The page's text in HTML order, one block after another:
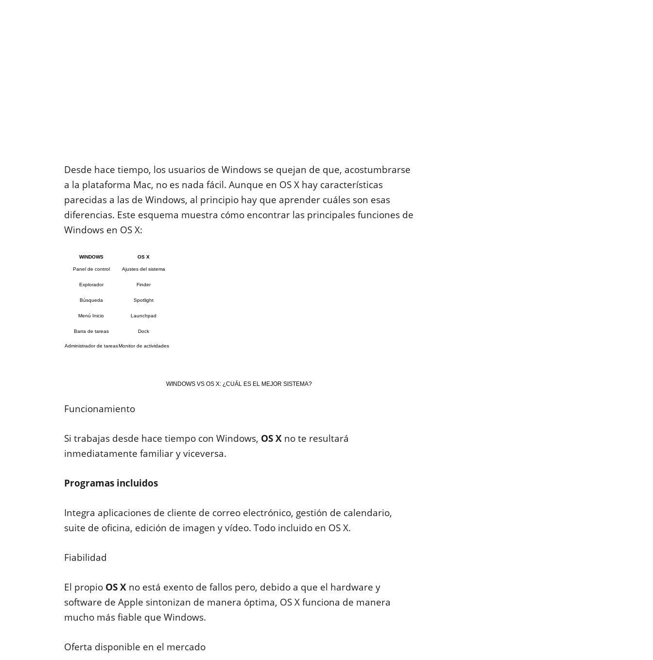
Desde hace tiempo, los usuarios de Windows se quejan de que, acostumbrarse
a la plataforma Mac, no es nada fácil. Aunque en OS X hay características
parecidas a las de Windows, al principio hay que aprender cuáles son esas
diferencias. Este esquema muestra cómo encontrar las principales funciones de
Windows en OS X:
WINDOWS OS X
Panel de control Ajustes del sistema
Explorador Finder
Búsqueda Spotlight
Menú Inicio Launchpad
Barra de tareas Dock
Administrador de tareasMonitor de actividades
WINDOWS VS OS X: ¿CUÁL ES EL MEJOR SISTEMA?
Funcionamiento
Si trabajas desde hace tiempo con Windows, OS Xno te resultará
inmediatamente familiar y viceversa.
Programas incluidos
Integra aplicaciones de cliente de correo electrónico, gestión de calendario,
suite de oficina, edición de imagen y vídeo. Todo incluido en OS X.
Fiabilidad
El propio OS Xno está exento de fallos pero, debido a que el hardware y
software de Apple sintonizan de manera óptima, OS X funciona de manera
mucho más fiable que Windows.
Oferta disponible en el mercado